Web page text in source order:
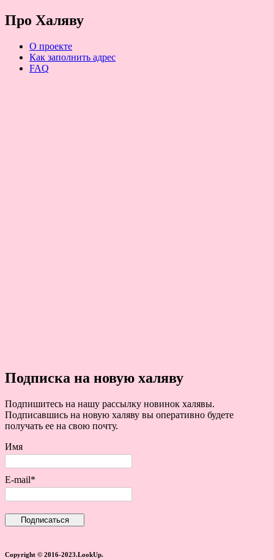
Про Халяву
О проекте
Как заполнить адрес
FAQ
Подписка на новую халяву
Подпишитесь на нашу рассылку новинок халявы.
Подписавшись на новую халяву вы оперативно будете
получать ее на свою почту.
Имя
E-mail*
Copyright © 2016-2023.LookUp.